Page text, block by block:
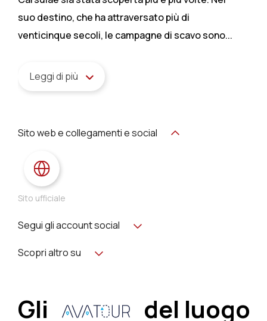
suo destino, che ha attraversato più di
venticinque secoli, le campagne di scavo sono...
Leggi di più
Gli del luogo
Sito web e collegamenti e social
Sito ufficiale
Segui gli account social
Scopri altro su